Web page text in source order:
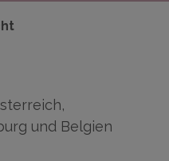
und Belgien